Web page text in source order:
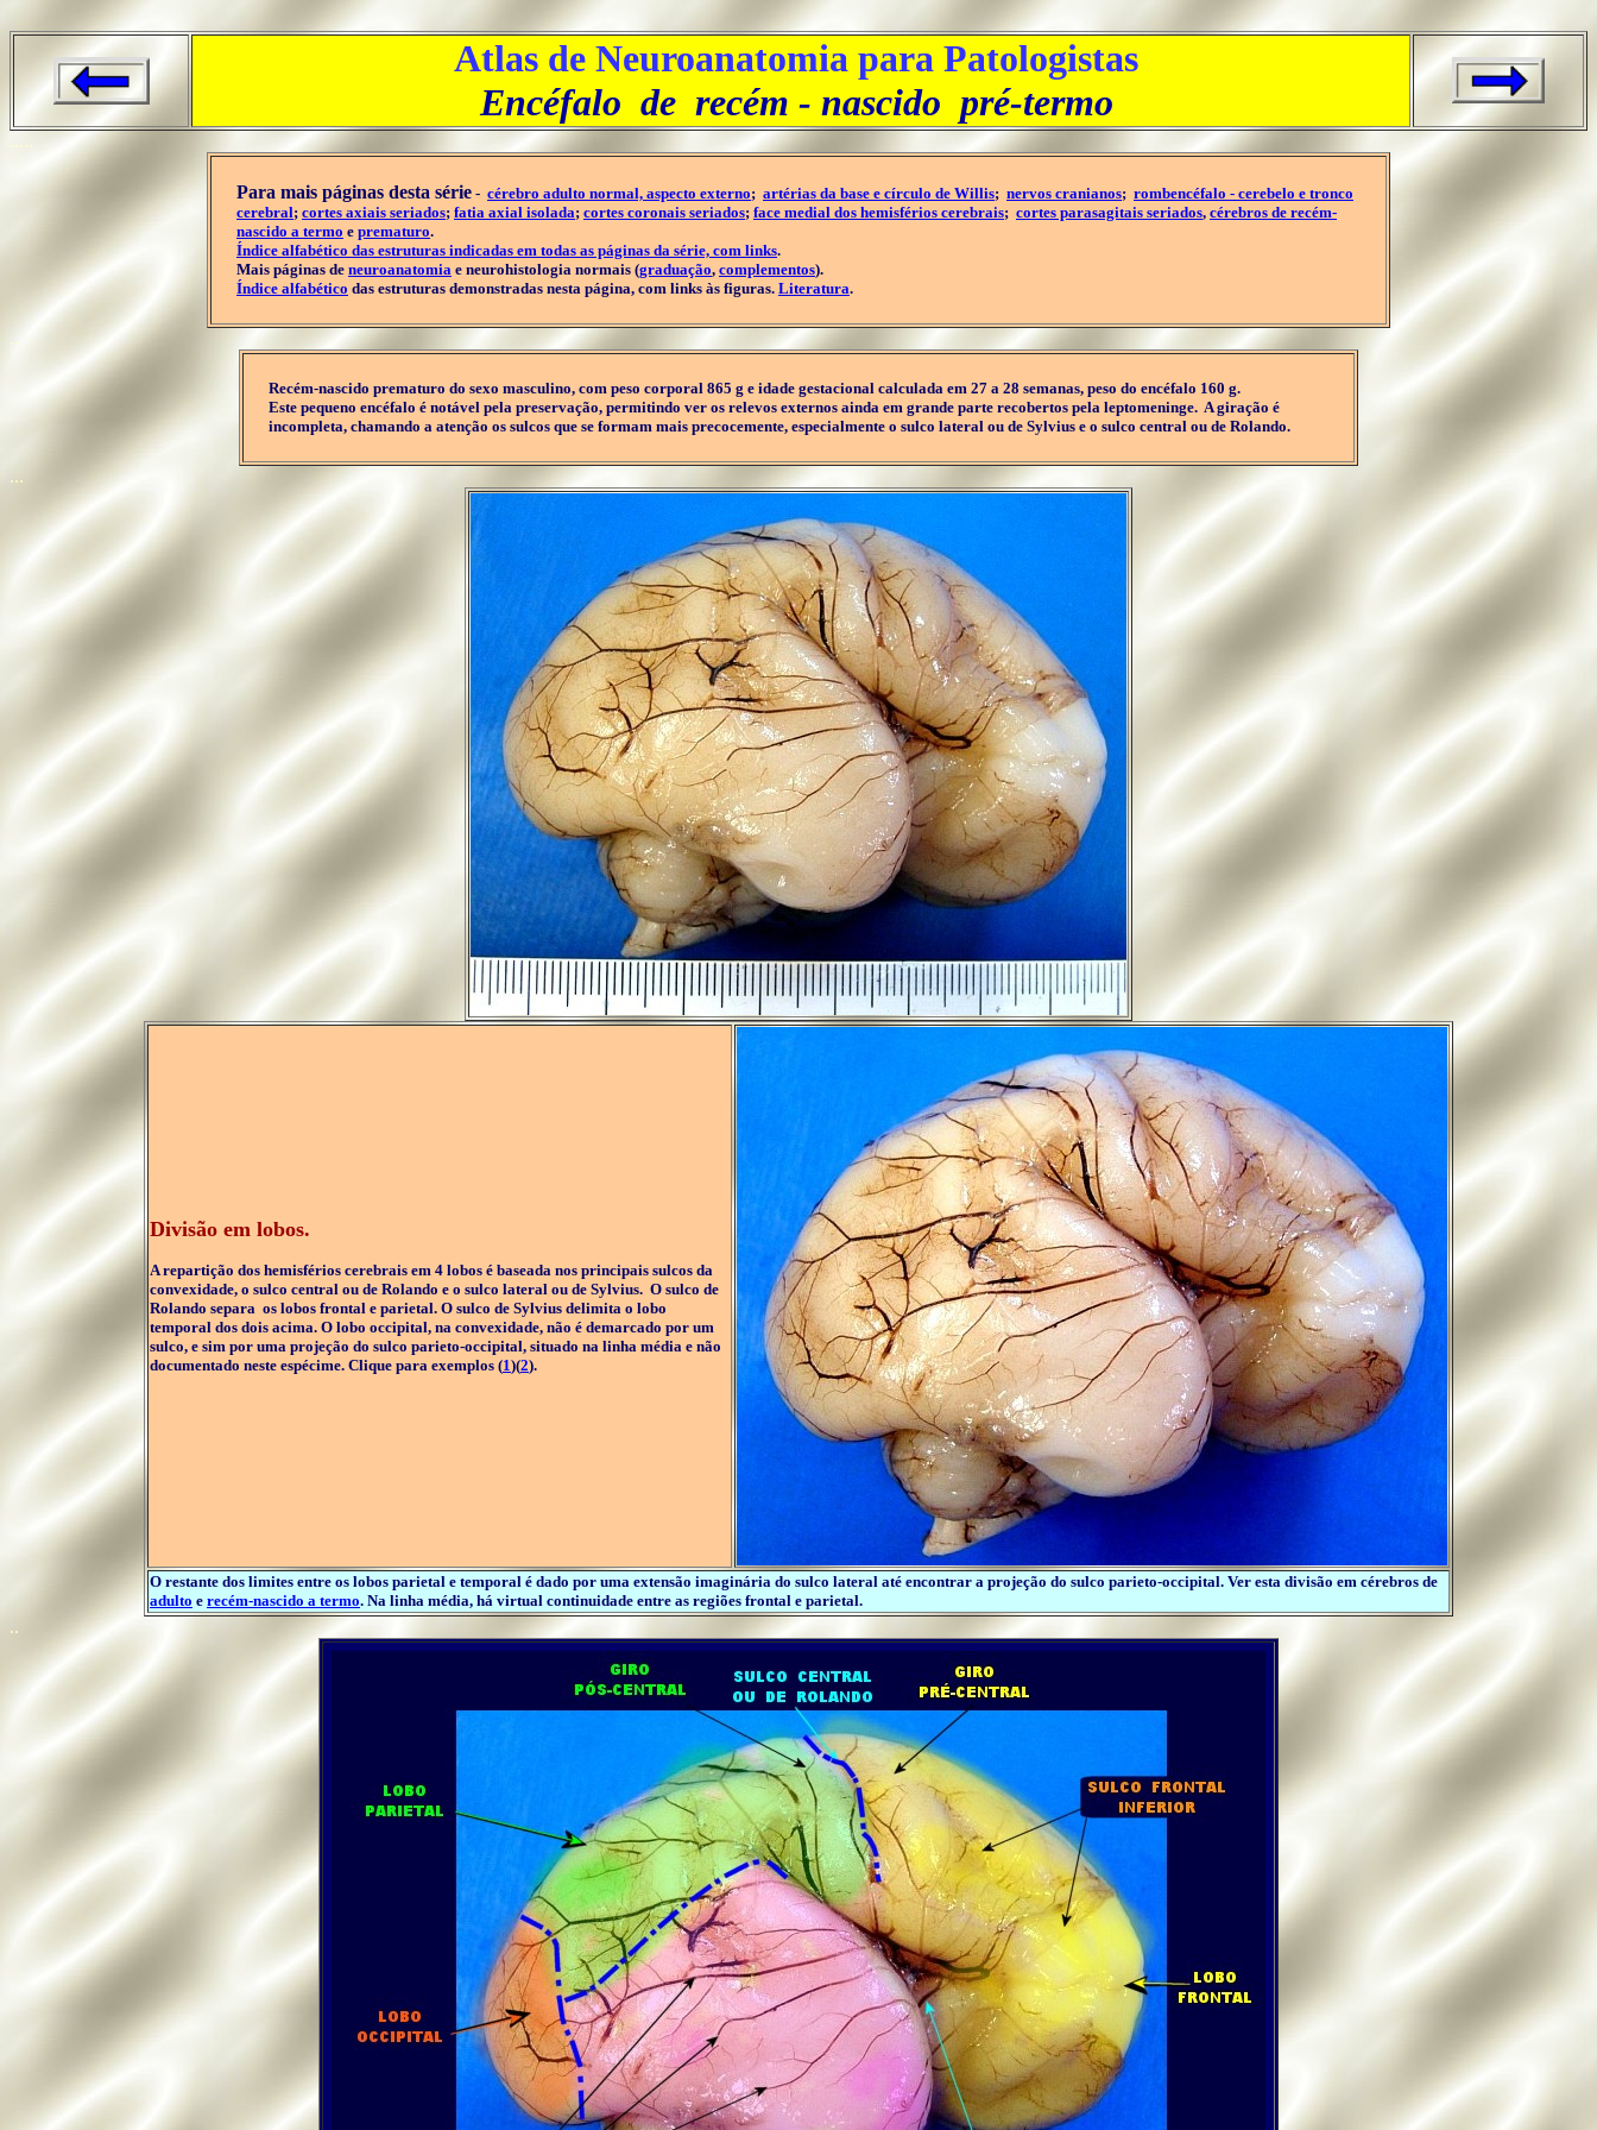
Atlas de Neuroanatomia para Patologistas
Encéfalo de recém - nascido pré-termo
.....
Para mais páginas desta série - cérebro adulto normal, aspecto externo; artérias da base e círculo de Willis; nervos cranianos; rombencéfalo - cerebelo e tronco
cerebral; cortes axiais seriados; fatia axial isolada; cortes coronais seriados; face medial dos hemisférios cerebrais; cortes parasagitais seriados, cérebros de recém-
nascido a termo e prematuro.
Índice alfabético das estruturas indicadas em todas as páginas da série, com links.
Mais páginas de neuroanatomia e neurohistologia normais (graduação, complementos).
Índice alfabético das estruturas demonstradas nesta página, com links às figuras. Literatura.
..
Recém-nascido prematuro do sexo masculino, com peso corporal 865 g e idade gestacional calculada em 27 a 28 semanas, peso do encéfalo 160 g.
Este pequeno encéfalo é notável pela preservação, permitindo ver os relevos externos ainda em grande parte recobertos pela leptomeninge. A giração é
incompleta, chamando a atenção os sulcos que se formam mais precocemente, especialmente o sulco lateral ou de Sylvius e o sulco central ou de Rolando.
...
Divisão em lobos.
A repartição dos hemisférios cerebrais em 4 lobos é baseada nos principais sulcos da
convexidade, o sulco central ou de Rolando e o sulco lateral ou de Sylvius. O sulco de
Rolando separa os lobos frontal e parietal. O sulco de Sylvius delimita o lobo
temporal dos dois acima. O lobo occipital, na convexidade, não é demarcado por um
sulco, e sim por uma projeção do sulco parieto-occipital, situado na linha média e não
documentado neste espécime. Clique para exemplos (1)(2).
O restante dos limites entre os lobos parietal e temporal é dado por uma extensão imaginária do sulco lateral até encontrar a projeção do sulco parieto-occipital. Ver esta divisão em cérebros de
adulto e recém-nascido a termo. Na linha média, há virtual continuidade entre as regiões frontal e parietal.
..